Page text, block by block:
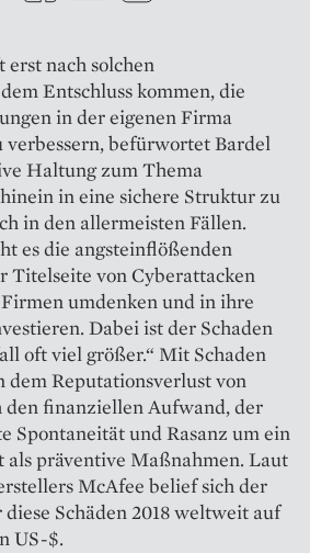
nach solchen
Entschluss kommen, die
in der eigenen Firma
verbessern, befürwortet Bardel
Haltung zum Thema
in eine sichere Struktur zu
in den allermeisten Fällen.
es die angsteinflößenden
Titelseite von Cyberattacken
umdenken und in ihre
Dabei ist der Schaden
oft viel größer.“ Mit Schaden
dem Reputationsverlust von
den finanziellen Aufwand, der
Spontaneität und Rasanz um ein
als präventive Maßnahmen. Laut
McAfee belief sich der
Schäden 2018 weltweit auf
US-$.